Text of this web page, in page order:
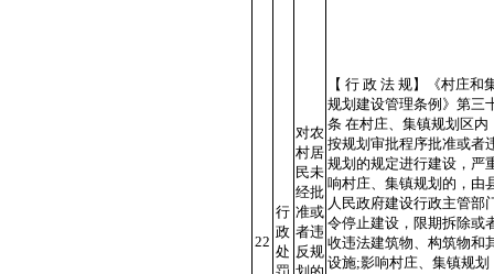
22
行
政
处
对农
村居
民未
经批
准或
者违
反规
【 行 政 法 规】《村庄和
规划建设管理条例》第三
条 在村庄、集镇规划区内
按规划审批程序批准或者
规划的规定进行建设，严
响村庄、集镇规划的，由
人民政府建设行政主管部
令停止建设，限期拆除或
收违法建筑物、构筑物和
设施;影响村庄、集镇规划